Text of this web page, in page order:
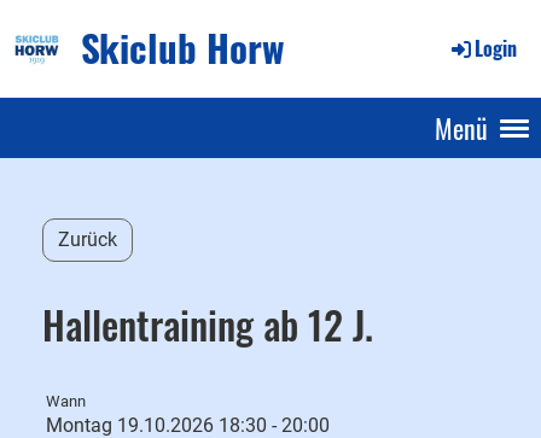
Skiclub Horw Login
Menü
Zurück
Hallentraining ab 12 J.
Wann
Montag 19.10.2026 18:30 - 20:00